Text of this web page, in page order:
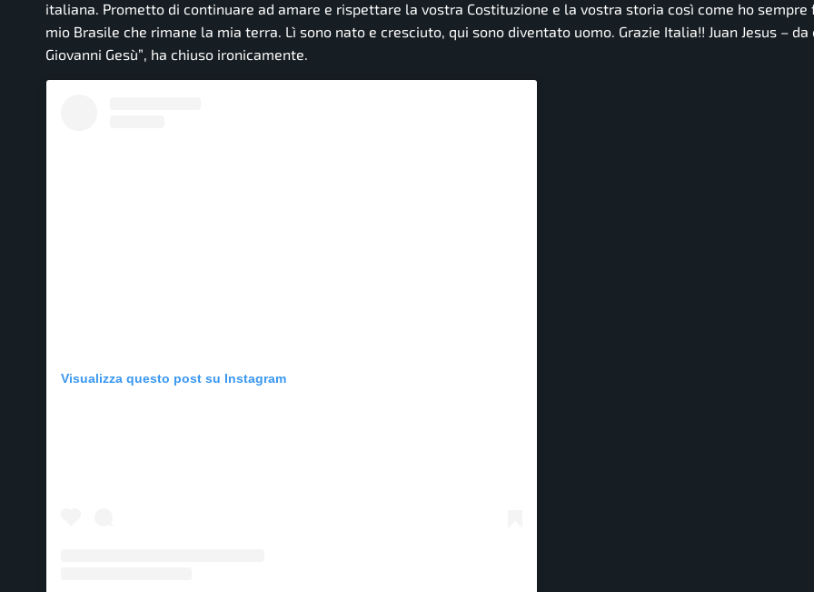
italiana. Prometto di continuare ad amare e rispettare la vostra Costituzione e la vostra storia così come ho sempre
mio Brasile che rimane la mia terra. Lì sono nato e cresciuto, qui sono diventato uomo. Grazie Italia!! Juan Jesus – da
Giovanni Gesù”, ha chiuso ironicamente.
Visualizza questo post su Instagram